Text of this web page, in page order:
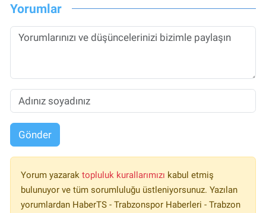
Yorumlar
Gönder
Yorum yazarak topluluk kurallarımızı kabul etmiş
bulunuyor ve tüm sorumluluğu üstleniyorsunuz. Yazılan
yorumlardan HaberTS - Trabzonspor Haberleri - Trabzon